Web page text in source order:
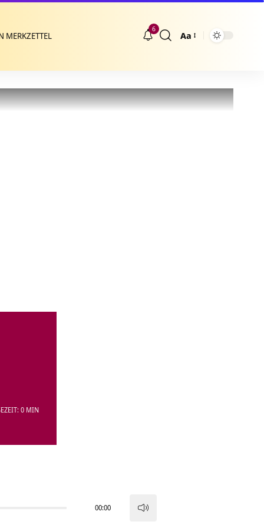
MERKZETTEL
6
Größenänderung
Aa
0 MIN
00:00